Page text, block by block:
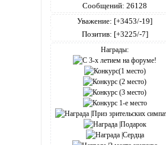
Сообщений: 26128
Уважение: [+3453/-19]
Позитив: [+3225/-7]
Награды: